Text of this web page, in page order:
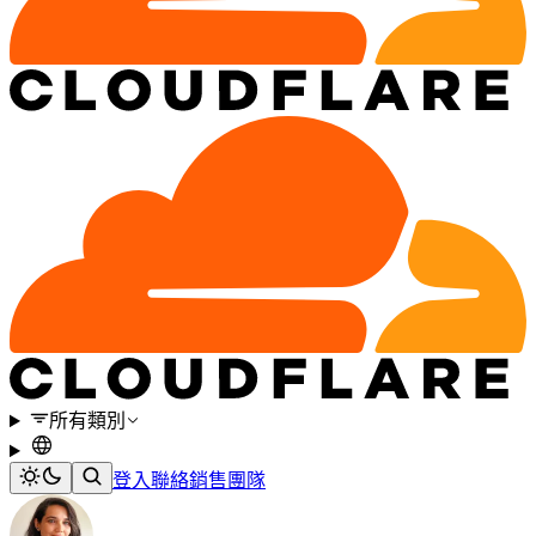
所有類別
登入聯絡銷售團隊